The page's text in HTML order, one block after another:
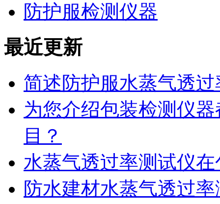
防护服检测仪器
最近更新
简述防护服水蒸气透
为您介绍包装检测仪
目？
水蒸气透过率测试仪
防水建材水蒸气透过